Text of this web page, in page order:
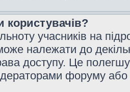
користувачів?
учасників на
належати до
доступу. Це
форуму